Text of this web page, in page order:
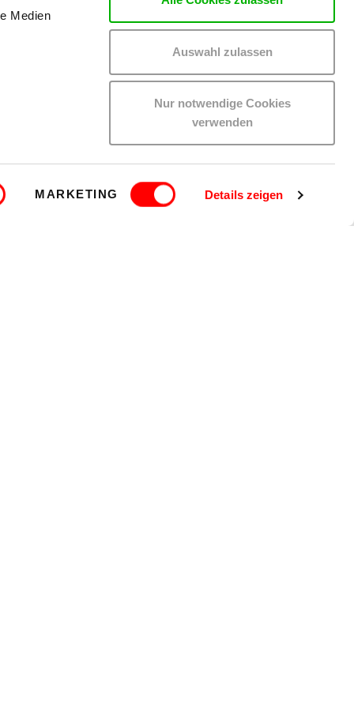
Medien
MARKETING Details zeigen
Auswahl zulassen
Nur notwendige Cookies
verwenden